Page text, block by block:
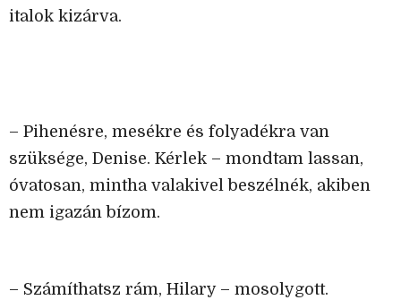
italok kizárva.
– Pihenésre, mesékre és folyadékra van
szüksége, Denise. Kérlek – mondtam lassan,
óvatosan, mintha valakivel beszélnék, akiben
nem igazán bízom.
– Számíthatsz rám, Hilary – mosolygott.